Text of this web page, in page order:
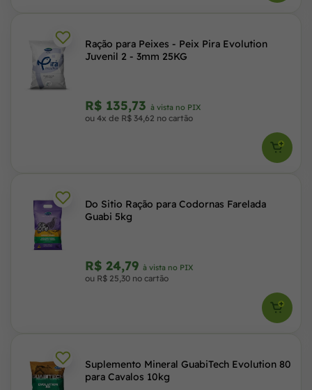
Ração para Peixes - Peix Pira Evolution
Juvenil 2 - 3mm 25KG
R$ 135,73 à vista no PIX
ou 4x de R$ 34,62 no cartão
Do Sitio Ração para Codornas Farelada
Guabi 5kg
R$ 24,79 à vista no PIX
ou R$ 25,30 no cartão
Suplemento Mineral GuabiTech Evolution 80
para Cavalos 10kg